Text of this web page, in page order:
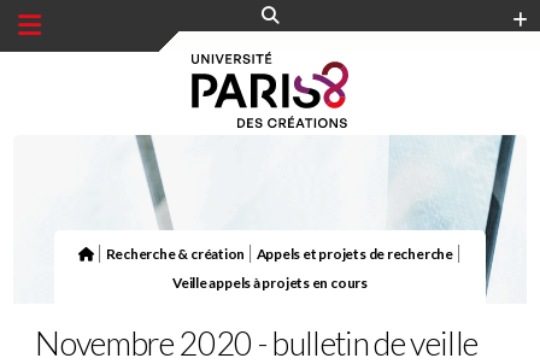
Recherche & création Appels et projets de recherche
Veille appels à projets en cours
Novembre 2020 - bulletin de veille
Panneau de gestion des cookies